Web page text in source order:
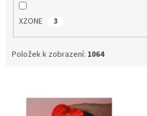
XZONE 3
Položek k zobrazení: 1064